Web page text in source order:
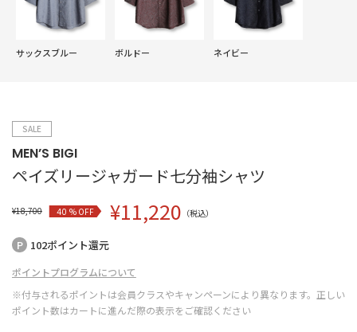
サックスブルー ボルドー ネイビー
SALE
MEN’S BIGI
ペイズリージャガード七分袖シャツ
¥18,700 40 % OFF ¥11,220 （税込）
102ポイント還元
ポイントプログラムについて
※付与されるポイントは会員クラスやキャンペーンにより異なります。正しい
ポイント数はカートに進んだ際の表示をご確認ください